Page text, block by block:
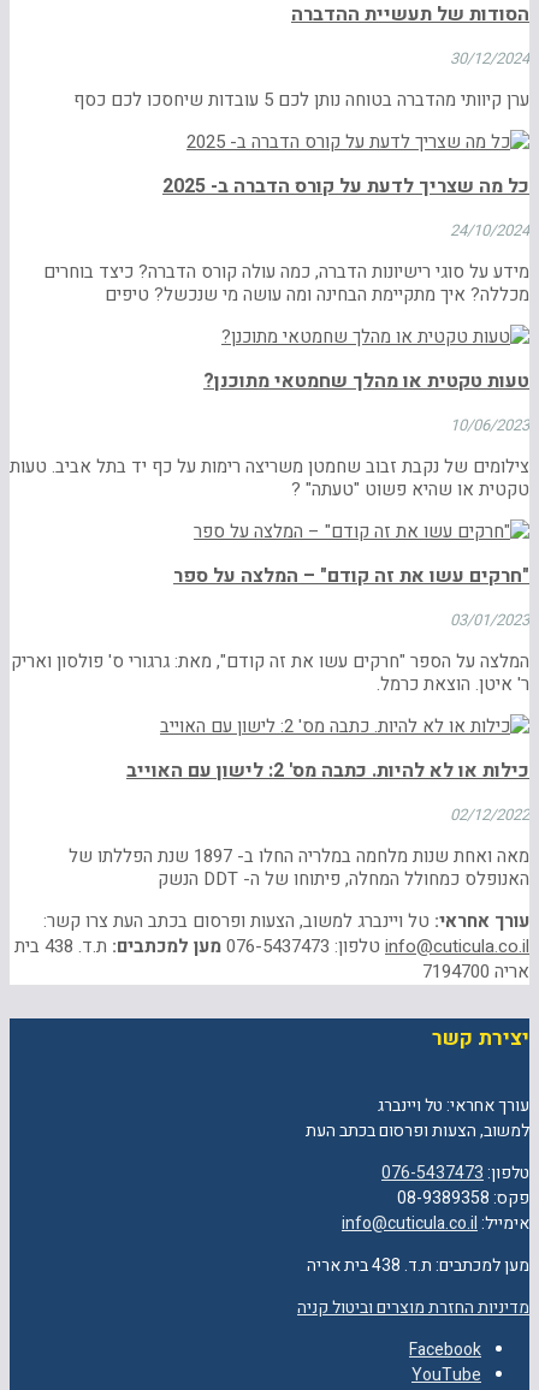
הסודות של תעשיית ההדברה
30/12/2024
ערן קיוותי מהדברה בטוחה נותן לכם 5 עובדות שיחסכו לכם כסף
כל מה שצריך לדעת על קורס הדברה ב- 2025
24/10/2024
מידע על סוגי רישיונות הדברה, כמה עולה קורס הדברה? כיצד בוחרים
מכללה? איך מתקיימת הבחינה ומה עושה מי שנכשל? טיפים
טעות טקטית או מהלך שחמטאי מתוכנן?
10/06/2023
צילומים של נקבת זבוב שחמטן משריצה רימות על כף יד בתל אביב. טעות
טקטית או שהיא פשוט "טעתה" ?
"חרקים עשו את זה קודם" – המלצה על ספר
03/01/2023
המלצה על הספר "חרקים עשו את זה קודם", מאת: גרגורי ס' פולסון ואריק
ר' איטן. הוצאת כרמל.
כילות או לא להיות. כתבה מס' 2: לישון עם האוייב
02/12/2022
מאה ואחת שנות מלחמה במלריה החלו ב- 1897 שנת הפללתו של
האנופלס כמחולל המחלה, פיתוחו של ה- DDT הנשק
עורך אחראי: טל ויינברג למשוב, הצעות ופרסום בכתב העת צרו קשר:
info@cuticula.co.il טלפון: 076-5437473 מען למכתבים:
ת.ד. 438 בית
אריה 7194700
יצירת קשר
עורך אחראי: טל ויינברג
למשוב, הצעות ופרסום בכתב העת
טלפון:076-5437473
פקס: 08-9389358
אימייל:info@cuticula.co.il
מען למכתבים: ת.ד. 438 בית אריה
מדיניות החזרת מוצרים וביטול קניה
Facebook
YouTube